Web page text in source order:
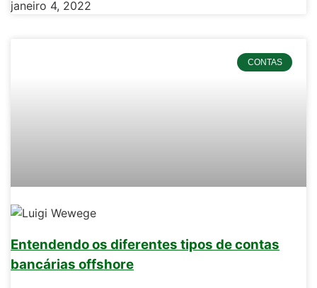
janeiro 4, 2022
CONTAS
Entendendo os diferentes tipos de contas
bancárias offshore